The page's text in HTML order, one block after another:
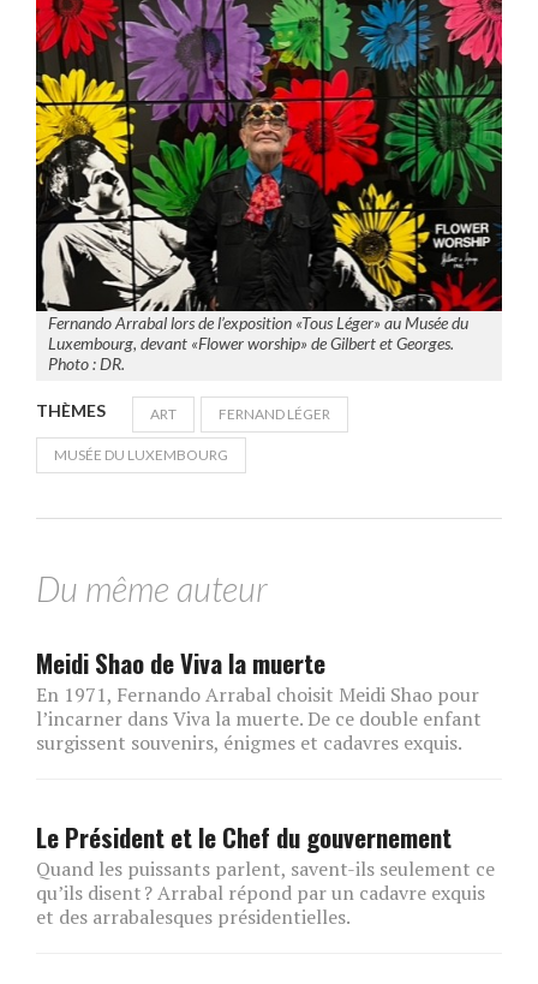
Fernando Arrabal lors de l’exposition «Tous Léger» au Musée du
Luxembourg, devant «Flower worship» de Gilbert et Georges.
Photo : DR.
THÈMES ART FERNAND LÉGER
MUSÉE DU LUXEMBOURG
Du même auteur
Meidi Shao de Viva la muerte
En 1971, Fernando Arrabal choisit Meidi Shao pour
l’incarner dans Viva la muerte. De ce double enfant
surgissent souvenirs, énigmes et cadavres exquis.
Le Président et le Chef du gouvernement
Quand les puissants parlent, savent-ils seulement ce
qu’ils disent ? Arrabal répond par un cadavre exquis
et des arrabalesques présidentielles.